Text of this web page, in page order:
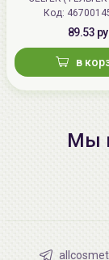
Код:
89.53
в
Мы